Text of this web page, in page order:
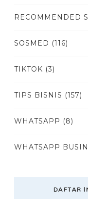
RECOMMENDED
SOSMED (116)
TIKTOK (3)
TIPS BISNIS (157)
WHATSAPP (8)
WHATSAPP
DAFTAR